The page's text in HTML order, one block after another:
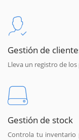
Gestión de
Lleva un registro de
Gestión de stock
Controla tu inventario